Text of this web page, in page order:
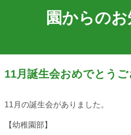
園からの
11月誕生会おめでとう
11月の誕生会がありました。
【幼稚園部】